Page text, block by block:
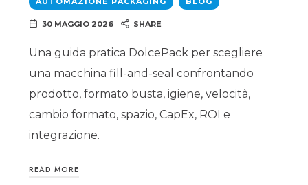
30 MAGGIO 2026 SHARE
Una guida pratica DolcePack per scegliere
una macchina fill-and-seal confrontando
prodotto, formato busta, igiene, velocità,
cambio formato, spazio, CapEx, ROI e
integrazione.
READ MORE